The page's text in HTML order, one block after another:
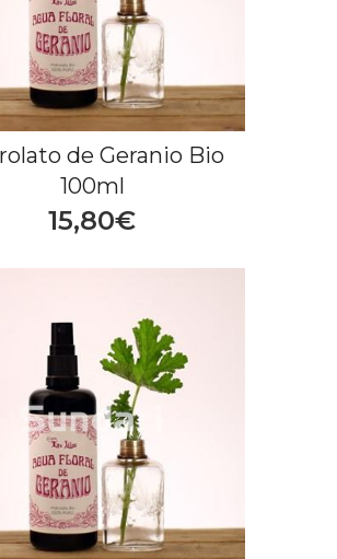
de Geranio Bio
100ml
15,80€